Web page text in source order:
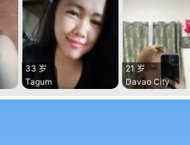
33 岁
Tagum
21 岁
Davao City